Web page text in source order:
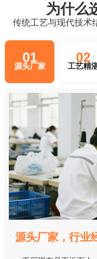
为什么
传统工艺与现代技术
01
源头厂家
02
工艺精
源头厂家，行业